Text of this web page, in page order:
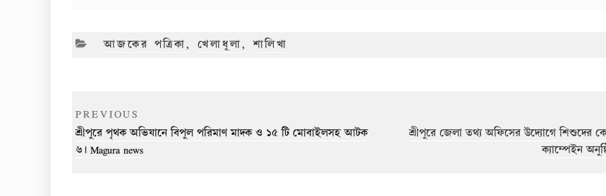
CATEGORIES
আজকের পত্রিকা,খেলাধুলা,শালিখা
Post
navigation
Previous
Post
PREVIOUS
শ্রীপুরে পৃথক অভিযানে বিপুল পরিমাণ মাদক ও ১৫ টি মোবাইলসহ আটক
৬। Magura news
শ্রীপুরে জেলা তথ্য অফিসের উদ্যোগে শিশুদের
ক্যাম্পেইন